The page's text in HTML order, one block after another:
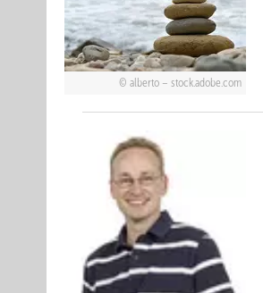
alberto – stock.adobe.com